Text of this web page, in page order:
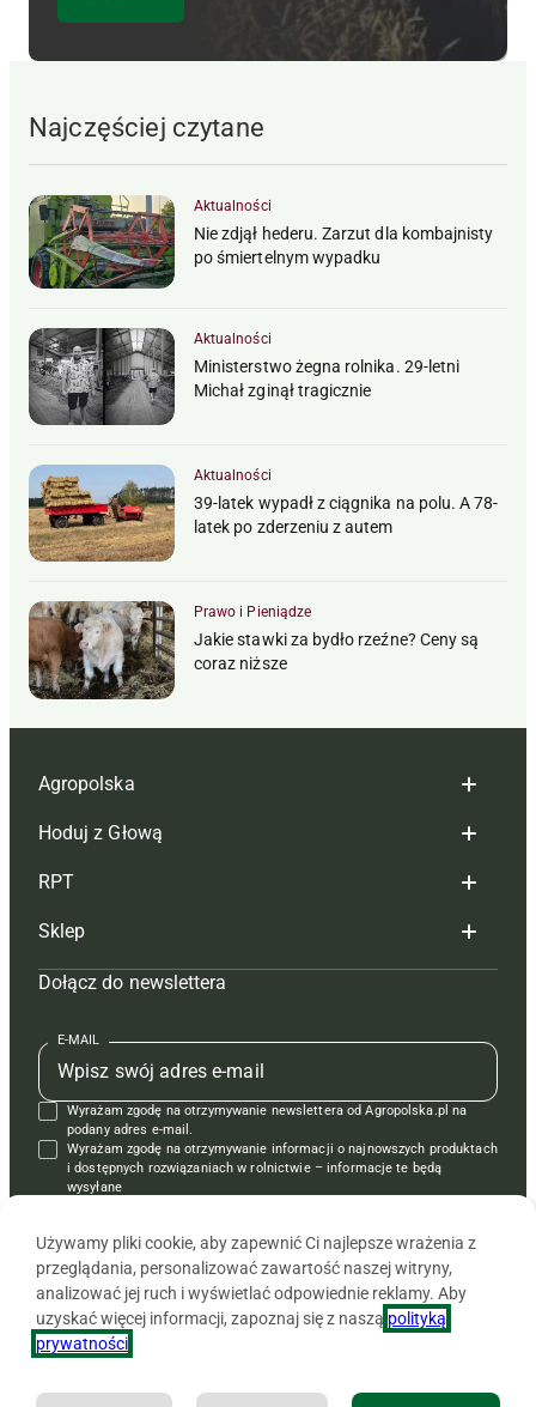
Najczęściej czytane
Aktualności
Nie zdjął hederu. Zarzut dla kombajnisty
po śmiertelnym wypadku
Aktualności
Ministerstwo żegna rolnika. 29-letni
Michał zginął tragicznie
Aktualności
39-latek wypadł z ciągnika na polu. A 78-
latek po zderzeniu z autem
Prawo i Pieniądze
Jakie stawki za bydło rzeźne? Ceny są
coraz niższe
Agropolska
Redakcja
Reklama
Tagi
Mapa serwisu
Kontakt
Regulamin
Polityka prywatności
Hoduj z Głową
Hoduj z głową bydło
Hoduj z głową świnie
Prenumerata
Redakcja
Kontakt
Reklama
RPT
Redakcja
Prenumerata
Reklama
Kontakt
Krzyżówki
Sklep
Czasopisma i prenumerata
Książki
Regulamin
Dołącz do newslettera
E-MAIL
Wyrażam zgodę na otrzymywanie newslettera od Agropolska.pl na
podany adres e-mail.
Wyrażam zgodę na otrzymywanie informacji o najnowszych produktach
i dostępnych rozwiązaniach w rolnictwie – informacje te będą
wysyłane
Używamy pliki cookie, aby zapewnić Ci najlepsze wrażenia z
przeglądania, personalizować zawartość naszej witryny,
analizować jej ruch i wyświetlać odpowiednie reklamy. Aby
uzyskać więcej informacji, zapoznaj się z naszą polityką
prywatności